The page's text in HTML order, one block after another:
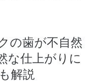
の歯が不自然
な仕上がりに
解説